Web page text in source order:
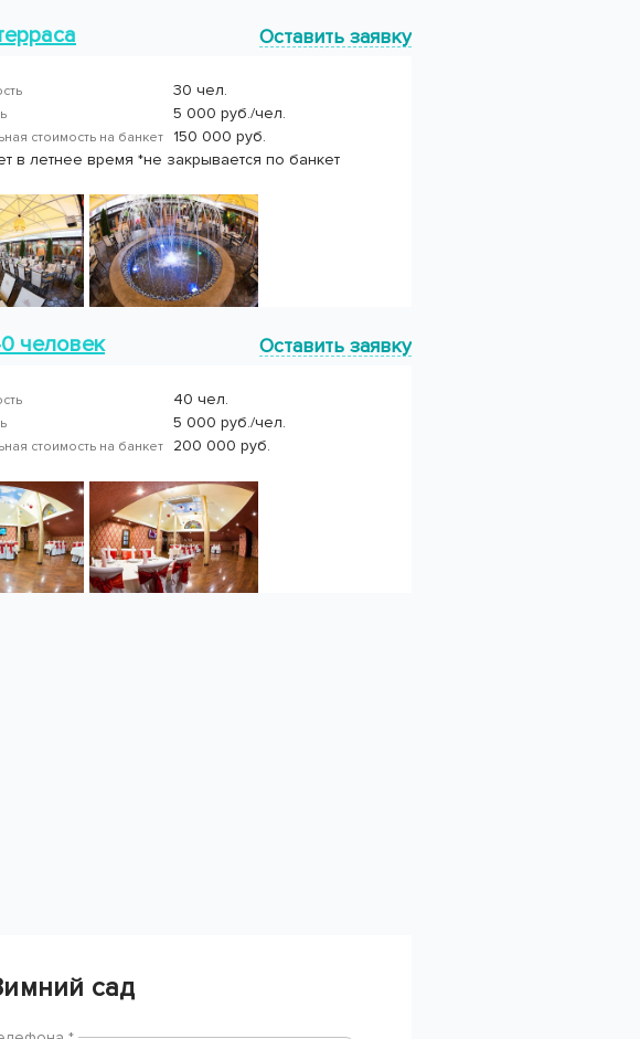
Оставить заявку
30 чел.
5 000 руб./чел.
стоимость на банкет
150 000 руб.
в летнее время *не закрывается по банкет
человек Оставить заявку
40 чел.
5 000 руб./чел.
стоимость на банкет 200 000 руб.
сад